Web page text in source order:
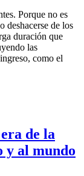
Porque no es
deshacerse de los
duración que
las
como el
de la
y al mundo